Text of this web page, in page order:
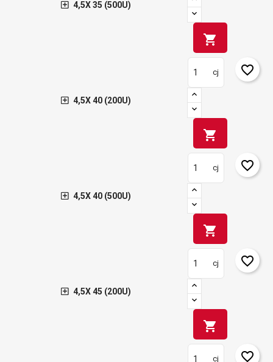
4,5X 35 (500U)
shopping_cart
4,5X 40 (200U)
cj
shopping_cart
favorite_border
4,5X 40 (500U)
cj
shopping_cart
favorite_border
4,5X 45 (200U)
cj
shopping_cart
favorite_border
cj favorite_border